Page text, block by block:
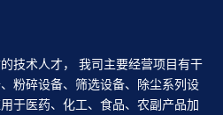
技术人才， 我司主要经营项目有干
粉碎设备、筛选设备、除尘系列设
于医药、化工、食品、农副产品加